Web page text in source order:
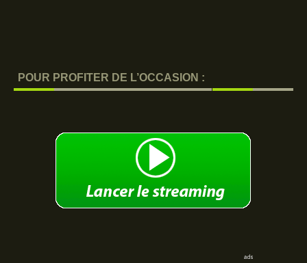
POUR PROFITER DE L’OCCASION :